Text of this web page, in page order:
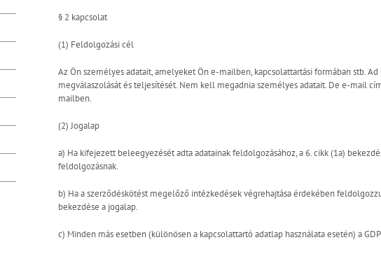
§ 2 kapcsolat
(1) Feldolgozási cél
Az Ön személyes adatait, amelyeket Ön e-mailben, kapcsolattartási formában stb.
megválaszolását és teljesítését. Nem kell megadnia személyes adatait. De e-mail
mailben.
(2) Jogalap
a) Ha kifejezett beleegyezését adta adatainak feldolgozásához, a 6. cikk (1a)
feldolgozásnak.
b) Ha a szerződéskötést megelőző intézkedések végrehajtása érdekében
bekezdése a jogalap.
c) Minden más esetben (különösen a kapcsolattartó adatlap használata esetén) a